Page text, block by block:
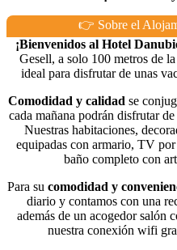
👉 Sobre el
¡Bienvenidos al Hotel
Gesell, a solo 100 metros de
ideal para disfrutar de unas
Comodidad y calidad se
cada mañana podrán disfrutar
Nuestras habitaciones,
equipadas con armario, TV
baño completo con
Para su comodidad y
diario y contamos con una
además de un acogedor salón
nuestra conexión wifi